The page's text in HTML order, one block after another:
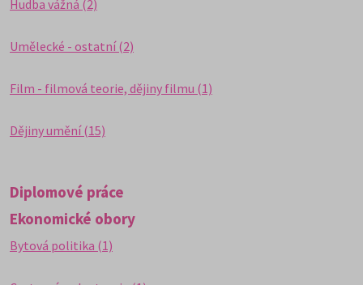
Hudba vážná (2)
Umělecké - ostatní (2)
Film - filmová teorie, dějiny filmu (1)
Dějiny umění (15)
Diplomové práce
Ekonomické obory
Bytová politika (1)